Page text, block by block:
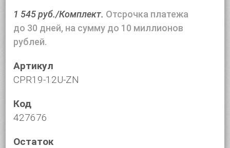
1 545 руб./Комплект. Отсрочка платежа
до 30 дней, на сумму до 10 миллионов
рублей.
Артикул
CPR19-12U-ZN
Код
427676
Остаток